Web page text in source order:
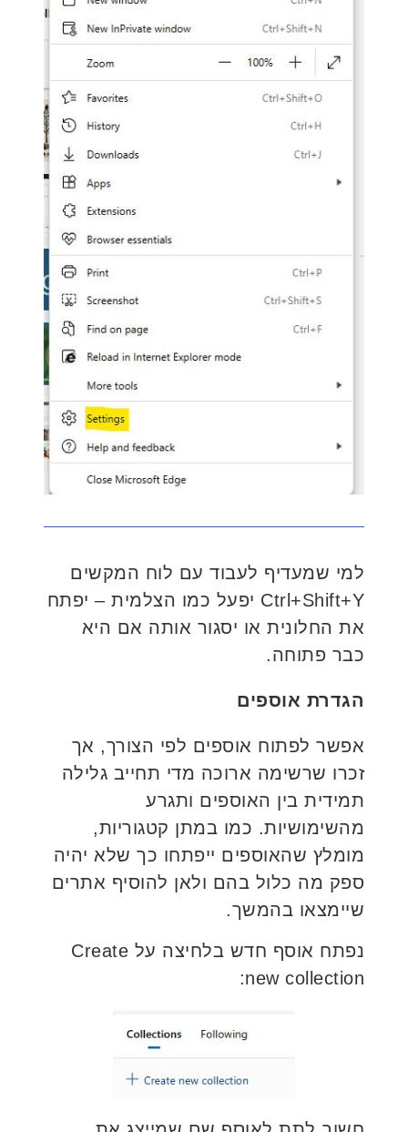
למי שמעדיף לעבוד עם לוח המקשים
Ctrl+Shift+Y יפעל כמו הצלמית – יפתח
את החלונית או יסגור אותה אם היא
כבר פתוחה.
הגדרת אוספים
אפשר לפתוח אוספים לפי הצורך, אך
זכרו שרשימה ארוכה מדי תחייב גלילה
תמידית בין האוספים ותגרע
מהשימושיות. כמו במתן קטגוריות,
מומלץ שהאוספים ייפתחו כך שלא יהיה
ספק מה כלול בהם ולאן להוסיף אתרים
שיימצאו בהמשך.
נפתח אוסף חדש בלחיצה על Create
new collection: